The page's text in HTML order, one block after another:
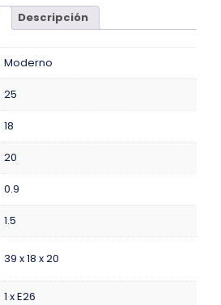
Descripción
Moderno
25
18
20
0.9
1.5
39 x 18 x 20
1 x E26